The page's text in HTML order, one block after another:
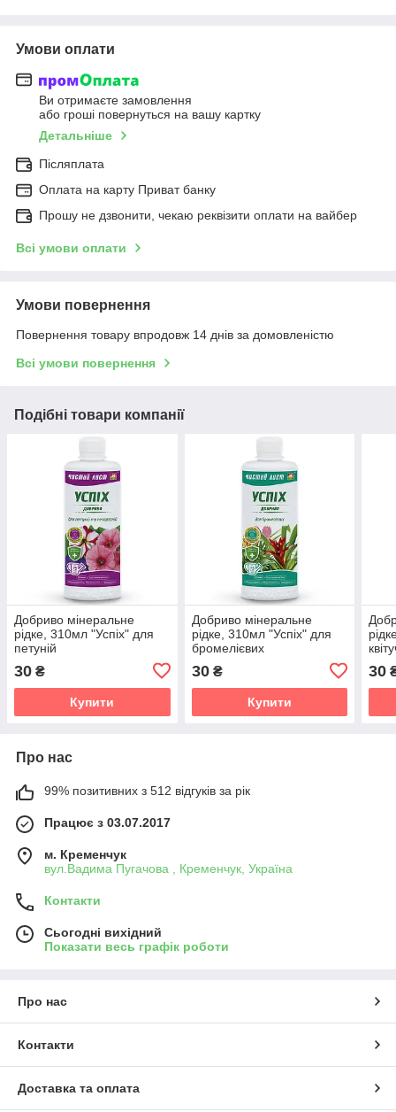
Умови оплати
Ви отримаєте замовлення
або гроші повернуться на вашу картку
Детальніше
Післяплата
Оплата на карту Приват банку
Прошу не дзвонити, чекаю реквізити оплати на вайбер
Всі умови оплати
Умови повернення
Повернення товару впродовж 14 днів за домовленістю
Всі умови повернення
Подібні товари компанії
Добриво мінеральне
рідке, 310мл "Успіх" для
петуній
30 ₴
Купити
Добриво мінеральне
рідке, 310мл "Успіх" для
бромелієвих
30₴
Купити
30
Про нас
99% позитивних з 512 відгуків за рік
Працює з 03.07.2017
м. Кременчук
вул.Вадима Пугачова , Кременчук, Україна
Контакти
Сьогодні вихідний
Показати весь графік роботи
Про нас
Контакти
Доставка та оплата